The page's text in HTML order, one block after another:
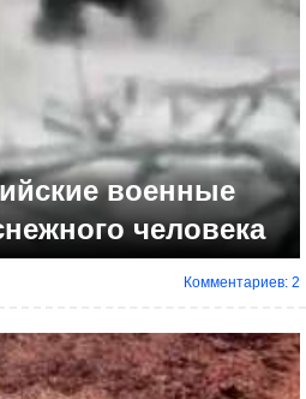
военные
человека
Комментариев: 2